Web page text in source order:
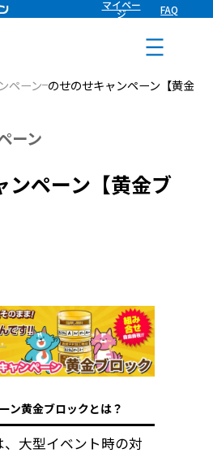
マイペー
ジ FAQ
ペーン のせのせキャンペーン【黄金ブ
ーン
ンペーン【黄金ブ
ン黄金ブロックとは？
大型イベント時の対